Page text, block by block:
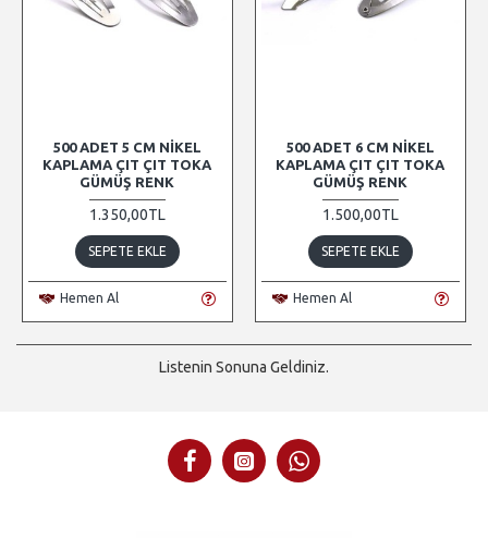
500 ADET 5 CM NIKEL
KAPLAMA ÇIT ÇIT TOKA
GÜMÜŞ RENK
1.350,00TL
SEPETE EKLE
Hemen Al
500 ADET 6 CM NIKEL
KAPLAMA ÇIT ÇIT TOKA
GÜMÜŞ RENK
1.500,00TL
SEPETE EKLE
Hemen Al
Listenin Sonuna Geldiniz.